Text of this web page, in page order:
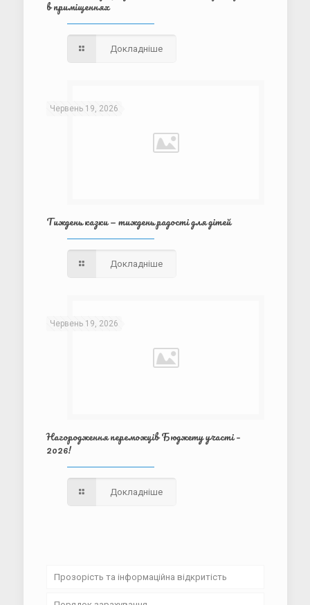
в приміщеннях
Докладніше
Червень 19, 2026
Тиждень казки — тиждень радості для дітей
Докладніше
Червень 19, 2026
Нагородження переможців Бюджету участі –
2026!
Докладніше
Прозорість та інформаційна відкритість